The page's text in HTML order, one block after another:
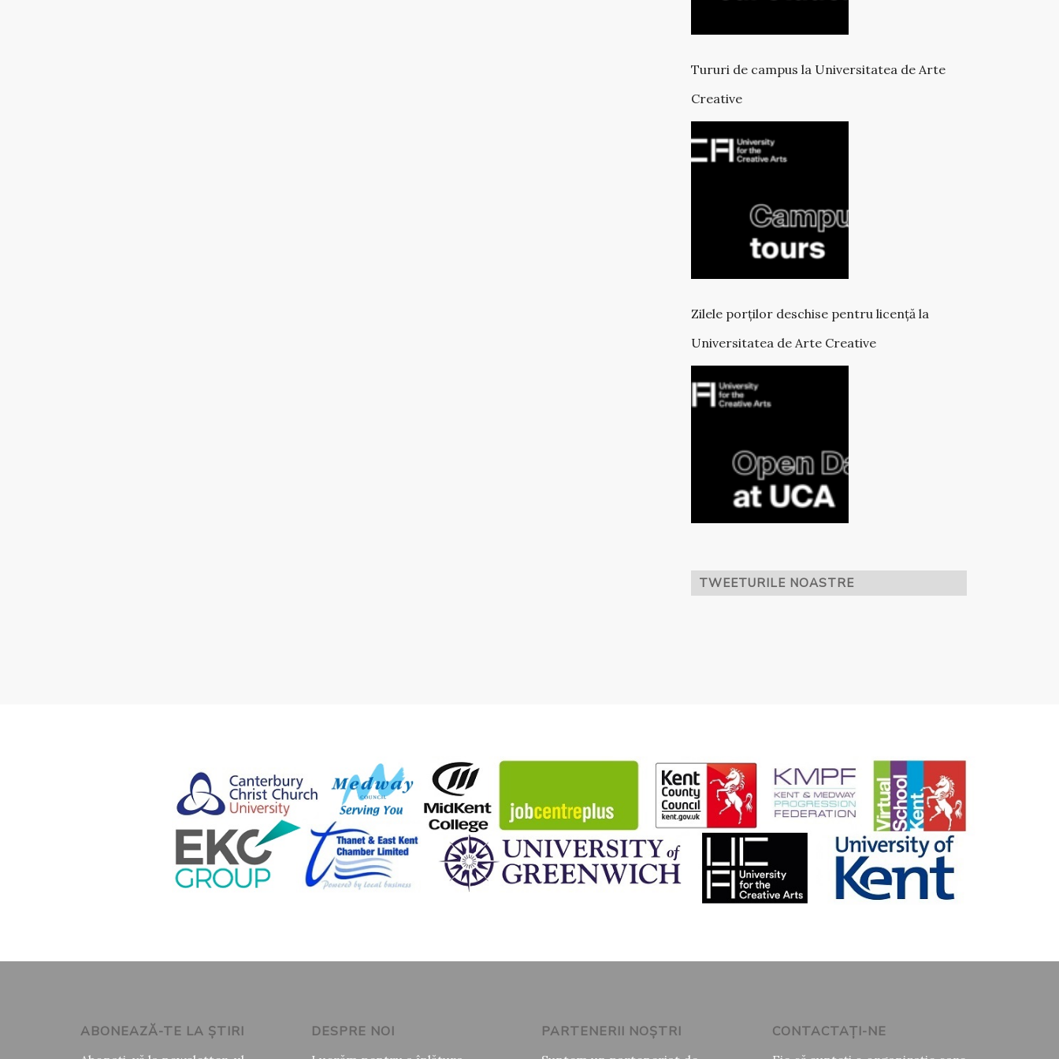
Tururi de campus la Universitatea de Arte
Creative
Zilele porților deschise pentru licență la
Universitatea de Arte Creative
TWEETURILE NOASTRE
ABONEAZĂ-TE LA ȘTIRI DESPRE NOI PARTENERII NOȘTRI CONTACTAŢI-NE